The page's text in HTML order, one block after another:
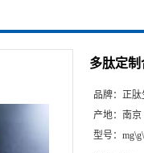
多肽定制
品牌： 正肽
产地： 南京
型号：